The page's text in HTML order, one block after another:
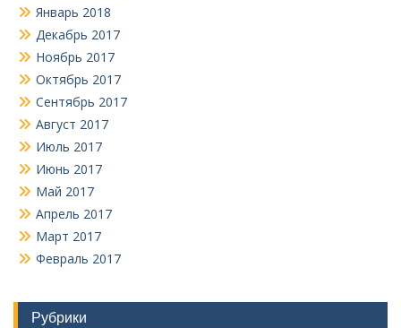
Январь 2018
Декабрь 2017
Ноябрь 2017
Октябрь 2017
Сентябрь 2017
Август 2017
Июль 2017
Июнь 2017
Май 2017
Апрель 2017
Март 2017
Февраль 2017
Рубрики